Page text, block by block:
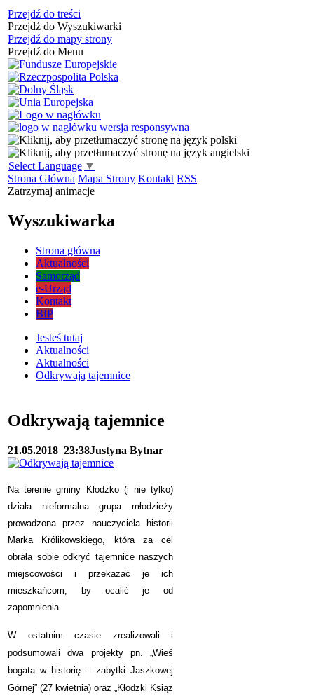
Przejdź do treści
Przejdź do Wyszukiwarki
Przejdź do mapy strony
Przejdź do Menu
Select Language ▼
Strona Główna Mapa Strony Kontakt RSS
Zatrzymaj animacje
Wyszukiwarka
Strona główna
Aktualności
Samorząd
e-Urząd
Kontakt
BIP
Jesteś tutaj
Aktualności
Aktualności
Odkrywają tajemnice
Odkrywają tajemnice
21.05.2018 23:38Justyna Bytnar
Na terenie gminy Kłodzko (i nie tylko)
działa nieformalna grupa młodzieży
prowadzona przez nauczyciela historii
Marka Królikowskiego, która za cel
obrała sobie odkryć tajemnice naszych
miejscowości i przekazać je ich
mieszkańcom, by ocalić je od
zapomnienia.
W ostatnim czasie zrealizowali i
podsumowali dwa projekty pn.
„Wieś
bogata w historię – zabytki Jaszkowej
Górnej” (27 kwietnia) oraz „Kłodzki Książ